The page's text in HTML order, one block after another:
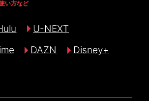
い方など
U-NEXT
DAZN
Disney+